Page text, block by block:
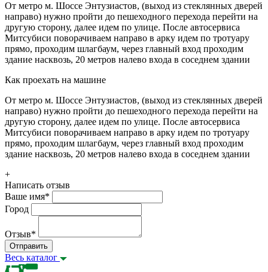
От метро м. Шоссе Энтузиастов, (выход из стеклянных дверей
направо) нужно пройти до пешеходного перехода перейти на
другую сторону, далее идем по улице. После автосервиса
Митсубиси поворачиваем направо в арку идем по тротуару
прямо, проходим шлагбаум, через главный вход проходим
здание насквозь, 20 метров налево входа в соседнем здании
Как проехать на машине
От метро м. Шоссе Энтузиастов, (выход из стеклянных дверей
направо) нужно пройти до пешеходного перехода перейти на
другую сторону, далее идем по улице. После автосервиса
Митсубиси поворачиваем направо в арку идем по тротуару
прямо, проходим шлагбаум, через главный вход проходим
здание насквозь, 20 метров налево входа в соседнем здании
+
Написать отзыв
Ваше имя*
Город
Отзыв*
Отправить
Весь каталог